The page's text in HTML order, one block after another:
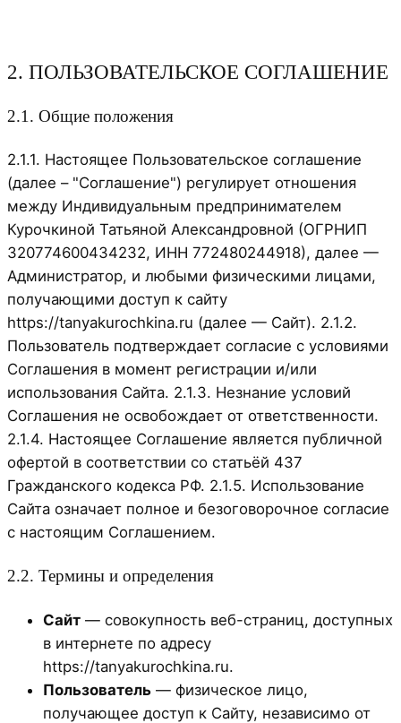
2. ПОЛЬЗОВАТЕЛЬСКОЕ СОГЛАШЕНИЕ
2.1. Общие положения
2.1.1. Настоящее Пользовательское соглашение
(далее – "Соглашение") регулирует отношения
между Индивидуальным предпринимателем
Курочкиной Татьяной Александровной (ОГРНИП
320774600434232, ИНН 772480244918), далее —
Администратор, и любыми физическими лицами,
получающими доступ к сайту
https://tanyakurochkina.ru (далее — Сайт). 2.1.2.
Пользователь подтверждает согласие с условиями
Соглашения в момент регистрации и/или
использования Сайта. 2.1.3. Незнание условий
Соглашения не освобождает от ответственности.
2.1.4. Настоящее Соглашение является публичной
офертой в соответствии со статьёй 437
Гражданского кодекса РФ. 2.1.5. Использование
Сайта означает полное и безоговорочное согласие
с настоящим Соглашением.
2.2. Термины и определения
Сайт — совокупность веб-страниц, доступных
в интернете по адресу
https://tanyakurochkina.ru.
Пользователь — физическое лицо,
получающее доступ к Сайту, независимо от